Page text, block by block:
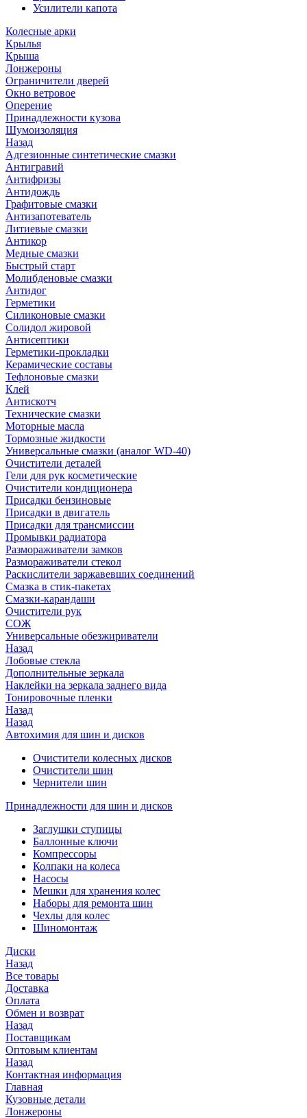
Усилители капота
Колесные арки
Крылья
Крыша
Лонжероны
Ограничители дверей
Окно ветровое
Оперение
Принадлежности кузова
Шумоизоляция
Назад
Адгезионные синтетические смазки
Антигравий
Антифризы
Антидождь
Графитовые смазки
Антизапотеватель
Литиевые смазки
Антикор
Медные смазки
Быстрый старт
Молибденовые смазки
Антидог
Герметики
Силиконовые смазки
Солидол жировой
Антисептики
Герметики-прокладки
Керамические составы
Тефлоновые смазки
Клей
Антискотч
Технические смазки
Моторные масла
Тормозные жидкости
Универсальные смазки (аналог WD-40)
Очистители деталей
Гели для рук косметические
Очистители кондиционера
Присадки бензиновые
Присадки в двигатель
Присадки для трансмиссии
Промывки радиатора
Размораживатели замков
Размораживатели стекол
Раскислители заржавевших соединений
Смазка в стик-пакетах
Смазки-карандаши
Очистители рук
СОЖ
Универсальные обезжириватели
Назад
Лобовые стекла
Дополнительные зеркала
Наклейки на зеркала заднего вида
Тонировочные пленки
Назад
Назад
Автохимия для шин и дисков
Очистители колесных дисков
Очистители шин
Чернители шин
Принадлежности для шин и дисков
Заглушки ступицы
Баллонные ключи
Компрессоры
Колпаки на колеса
Насосы
Мешки для хранения колес
Наборы для ремонта шин
Чехлы для колес
Шиномонтаж
Диски
Назад
Все товары
Доставка
Оплата
Обмен и возврат
Назад
Поставщикам
Оптовым клиентам
Назад
Контактная информация
Главная
Кузовные детали
Лонжероны